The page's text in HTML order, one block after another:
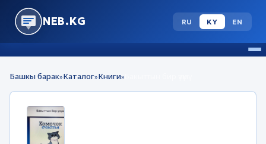
NEB.KG RU KY EN
Башкы барак»Каталог»Книги»